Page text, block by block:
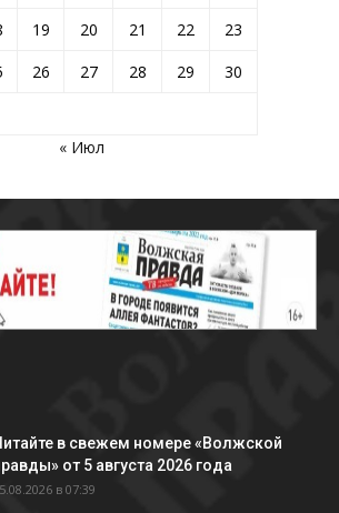
19 20 21 22
23
26 27 28 29
30
« Июл
в свежем номере «Волжской
от 5 августа 2026 года
в 07:39